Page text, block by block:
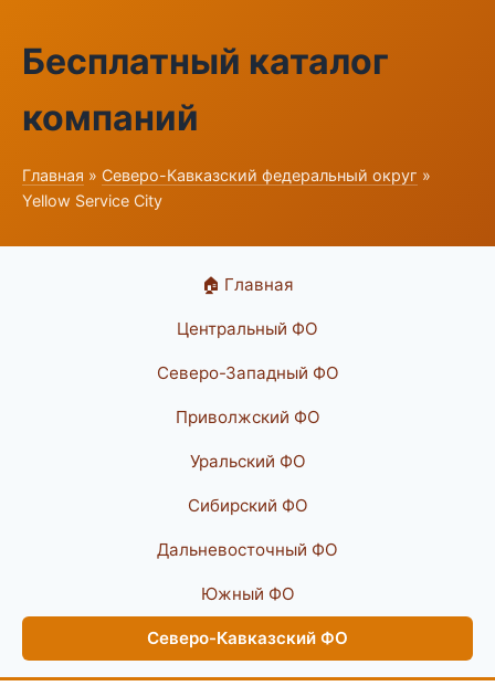
Бесплатный каталог
компаний
Главная » Северо-Кавказский федеральный округ »
Yellow Service City
🏠 Главная
Центральный ФО
Северо-Западный ФО
Приволжский ФО
Уральский ФО
Сибирский ФО
Дальневосточный ФО
Южный ФО
Северо-Кавказский ФО